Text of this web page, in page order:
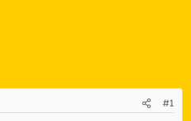
#1